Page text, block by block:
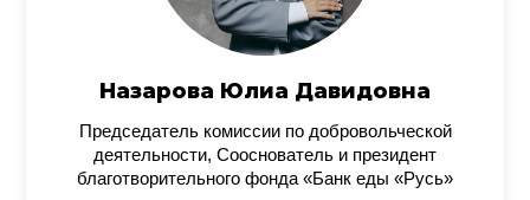
Назарова Юлиа Давидовна
Председатель комиссии по добровольческой
деятельности, Сооснователь и президент
благотворительного фонда «Банк еды «Русь»